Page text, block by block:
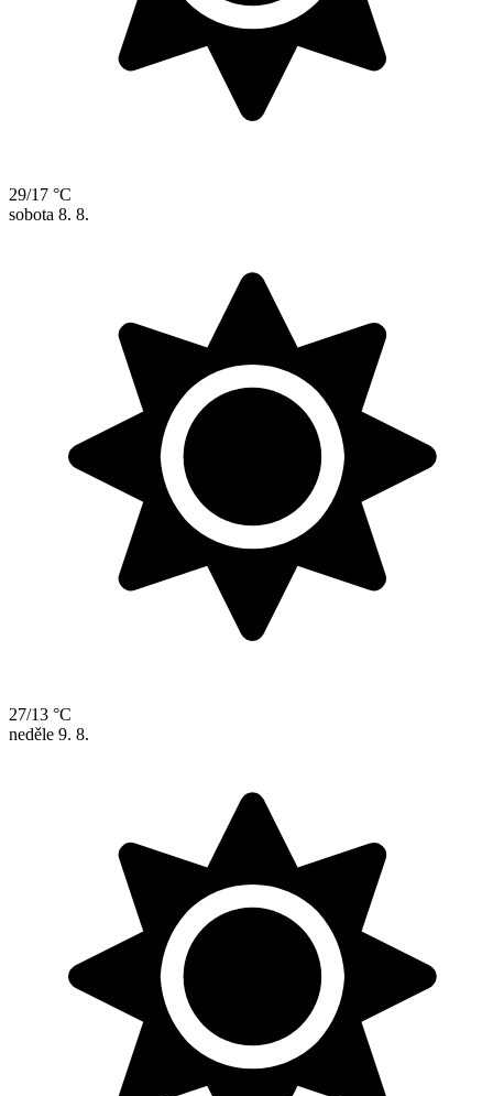
29/17 °C
sobota 8. 8.
27/13 °C
neděle 9. 8.